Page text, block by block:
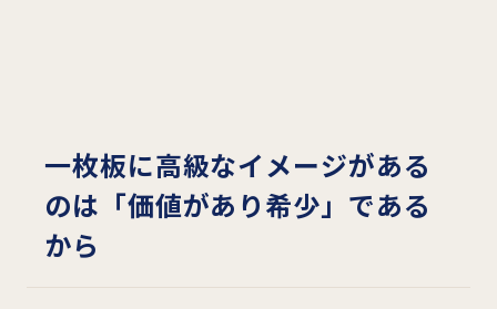
一枚板に高級なイメージがある
のは「価値があり希少」である
から